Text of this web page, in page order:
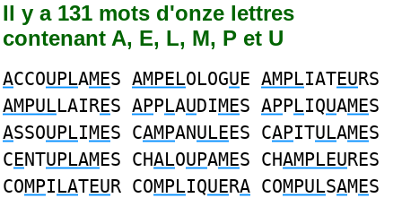
Il y a 131 mots d'onze lettres
contenant A, E, L, M, P et U
ACCOUPLAMES AMPELOLOGUE AMPLIATEURS
AMPULLAIRES APPLAUDIMES APPLIQUAMES
ASSOUPLIMES CAMPANULEES CAPITULAMES
CENTUPLAMES CHALOUPAMES CHAMPLEURES
COMPILATEUR COMPLIQUERA COMPULSAMES